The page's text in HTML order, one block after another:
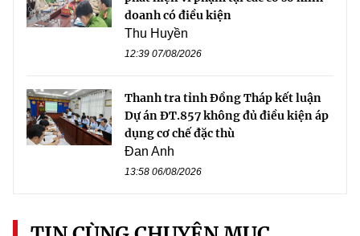
doanh có điều kiện
Thu Huyền
12:39 07/08/2026
Thanh tra tỉnh Đồng Tháp kết luận
Dự án ĐT.857 không đủ điều kiện áp
dụng cơ chế đặc thù
Đan Anh
13:58 06/08/2026